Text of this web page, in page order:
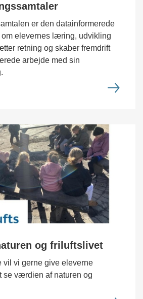
er den datainformerede
elevernes læring, udvikling
retning og skaber fremdrift
arbejde med sin
og friluftslivet
vil vi gerne give eleverne
se værdien af naturen og